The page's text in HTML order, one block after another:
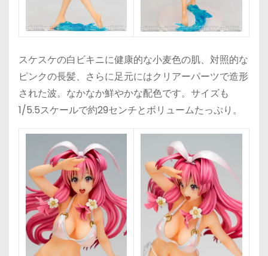
スケスケの白ビキニに健康的な小麦色の肌、対照的な
ピンクの長髪、さらに足元にはクリアーパーツで造形
された波。なかなか鮮やかな配色です。サイズも
1/5.5スケールで約29センチとボリュームたっぷり。